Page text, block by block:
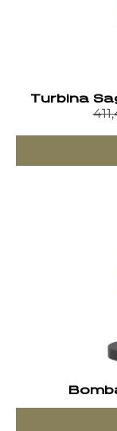
Turbina